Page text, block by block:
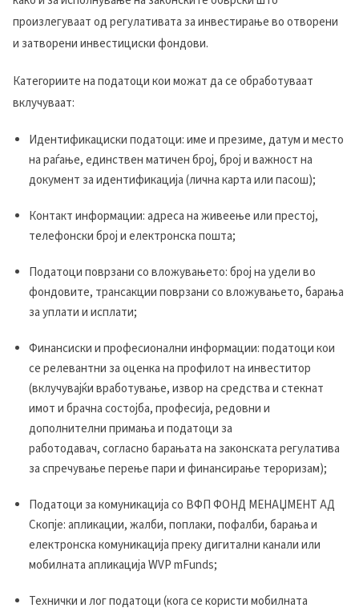
произлегуваат од регулативата за инвестирање во отворени
и затворени инвестициски фондови.
Категориите на податоци кои можат да се обработуваат
вклучуваат:
Идентификациски податоци: име и презиме, датум и место
на раѓање, единствен матичен број, број и важност на
документ за идентификација (лична карта или пасош);
Контакт информации: адреса на живеење или престој,
телефонски број и електронска пошта;
Податоци поврзани со вложувањето: број на удели во
фондовите, трансакции поврзани со вложувањето, барања
за уплати и исплати;
Финансиски и професионални информации: податоци кои
се релевантни за оценка на профилот на инвеститор
(вклучувајќи вработување, извор на средства и стекнат
имот и брачна состојба, професија, редовни и
дополнителни примања и податоци за
работодавач, согласно барањата на законската регулатива
за спречување перење пари и финансирање тероризам);
Податоци за комуникација со ВФП ФОНД МЕНАЏМЕНТ АД
Скопје: апликации, жалби, поплаки, пофалби, барања и
електронска комуникација преку дигитални канали или
мобилната апликација WVP mFunds;
Технички и лог податоци (кога се користи мобилната